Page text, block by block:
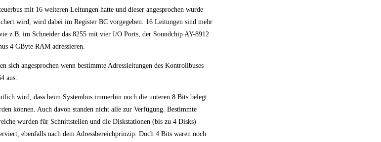
mit 16 weiteren Leitungen hatte und dieser angesprochen wurde
wird, wird dabei im Register BC vorgegeben. 16 Leitungen sind mehr
z.B. im Schneider das 8255 mit vier I/O Ports, der Soundchip AY-8912
4 GByte RAM adressieren.
sich angesprochen wenn bestimmte Adressleitungen des Kontrollbuses
aus:
wird, dass beim Systembus immerhin noch die unteren 8 Bits belegt
können. Auch davon standen nicht alle zur Verfügung. Bestimmte
wurden für Schnittstellen und die Diskstationen (bis zu 4 Disks)
ebenfalls nach dem Adressbereichprinzip. Doch 4 Bits waren noch